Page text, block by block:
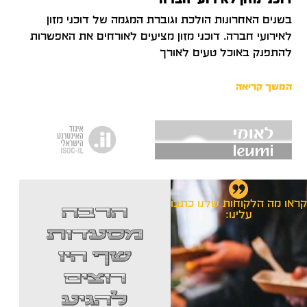
בשנים האחרונות הולכת וגוברת המגמה של דוכני מזון
לאירועי חברה. דוכני מזון מציעים לאורחים את האפשרות
להתפנק באוכל טעים לאורך
המשך קריאה
קראו מה הלקוחות שלנו כתבו
עלינו:
מפרגנת
לאחד
והיחיד
דניאל
מ נויה
הרבה
מסעדות
שף היו
רוצים
להגיע